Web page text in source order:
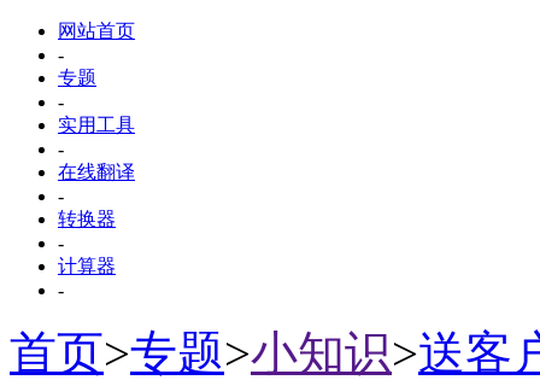
网站首页
-
专题
-
实用工具
-
在线翻译
-
转换器
-
计算器
-
首页>专题>小知识>送客